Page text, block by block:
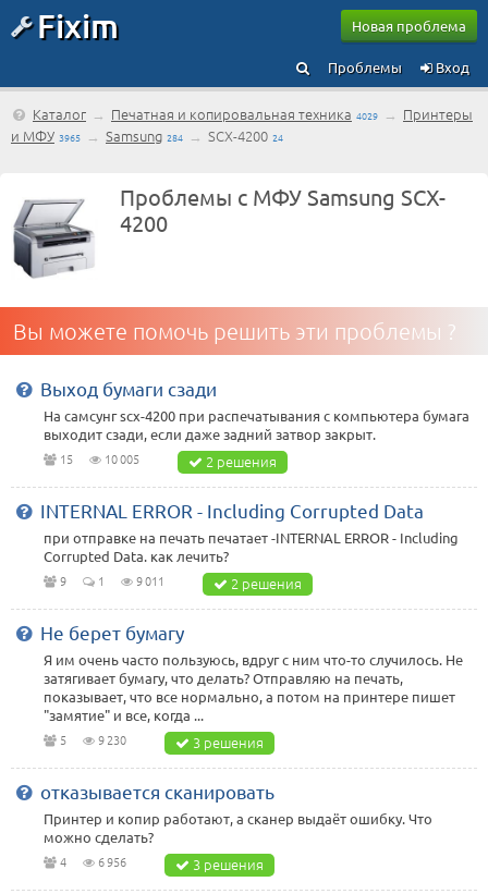
Fixim Новая проблема
Вход
Проблемы
Каталог → Печатная и копировальная техника 4029 → Принтеры
и МФУ 3965 → Samsung 284 → SCX-4200 24
Проблемы с МФУ Samsung SCX-
4200
Вы можете помочь решить эти проблемы ?
Выход бумаги сзади
На самсунг scx-4200 при распечатывания с компьютера бумага
выходит сзади, если даже задний затвор закрыт.
15 10 005 2 решения
INTERNAL ERROR - Including Corrupted Data
при отправке на печать печатает -INTERNAL ERROR - Including
Corrupted Data. как лечить?
9 1 9 011 2 решения
Не берет бумагу
Я им очень часто пользуюсь, вдруг с ним что-то случилось. Не
затягивает бумагу, что делать? Отправляю на печать,
показывает, что все нормально, а потом на принтере пишет
"замятие" и все, когда ...
5 9 230 3 решения
отказывается сканировать
Принтер и копир работают, а сканер выдаёт ошибку. Что
можно сделать?
4 6 956 3 решения